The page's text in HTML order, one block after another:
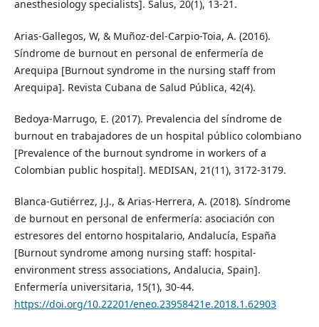
anesthesiology specialists]. Salus, 20(1), 13-21.
Arias-Gallegos, W, & Muñoz-del-Carpio-Toia, A. (2016).
Síndrome de burnout en personal de enfermería de
Arequipa [Burnout syndrome in the nursing staff from
Arequipa]. Revista Cubana de Salud Pública, 42(4).
Bedoya-Marrugo, E. (2017). Prevalencia del síndrome de
burnout en trabajadores de un hospital público colombiano
[Prevalence of the burnout syndrome in workers of a
Colombian public hospital]. MEDISAN, 21(11), 3172-3179.
Blanca-Gutiérrez, J.J., & Arias-Herrera, A. (2018). Síndrome
de burnout en personal de enfermería: asociación con
estresores del entorno hospitalario, Andalucía, España
[Burnout syndrome among nursing staff: hospital-
environment stress associations, Andalucia, Spain].
Enfermería universitaria, 15(1), 30-44.
https://doi.org/10.22201/eneo.23958421e.2018.1.62903